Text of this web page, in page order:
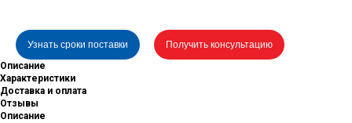
Узнать сроки поставки
Получить консультацию
Описание
Характеристики
Доставка и оплата
Отзывы
Описание